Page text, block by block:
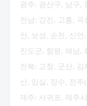
광주: 광산구, 남구,
전남: 강진, 고흥, 곡
안, 보성, 순천, 신안
진도군, 함평, 해남,
전북: 고창, 군산, 김
산, 임실, 장수, 전주
제주: 서귀포, 제주시